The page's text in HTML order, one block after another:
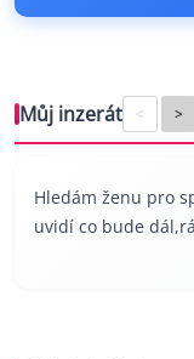
Můj inzerát < >
Hledám ženu pro
uvidí co bude